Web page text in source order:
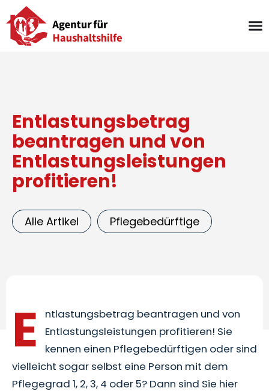
Zum
Inhalt
springen
Entlastungsbetrag
beantragen und von
Entlastungsleistungen
profitieren!
Alle Artikel Pflegebedürftige
E
ntlastungsbetrag beantragen und von
Entlastungsleistungen profitieren! Sie
kennen einen Pflegebedürftigen oder sind
vielleicht sogar selbst eine Person mit dem
Pflegegrad 1, 2, 3, 4 oder 5? Dann sind Sie hier